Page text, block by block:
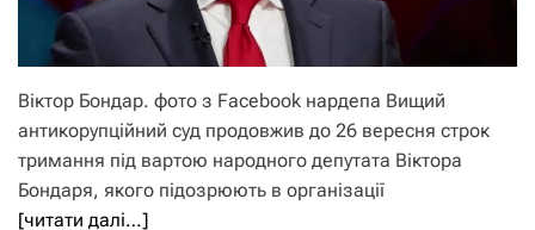
Віктор Бондар. фото з Facebook нардепа Вищий
антикорупційний суд продовжив до 26 вересня строк
тримання під вартою народного депутата Віктора
Бондаря, якого підозрюють в організації
[читати далі…]